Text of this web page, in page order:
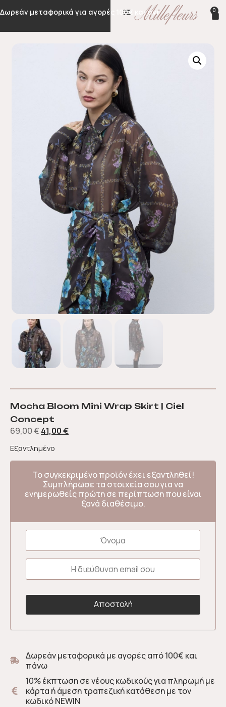
Δωρεάν μεταφορικά για αγορές 100€ και άνω 0
Mocha Bloom Mini Wrap Skirt | Ciel
Concept
69,00€41,00€
Εξαντλημένο
Το συγκεκριμένο προϊόν έχει εξαντληθεί!
Συμπλήρωσε τα στοιχεία σου για να
ενημερωθείς πρώτη σε περίπτωση που είναι
ξανά διαθέσιμο.
Δωρεάν μεταφορικά με αγορές από 100€ και
πάνω
10% έκπτωση σε νέους κωδικούς για πληρωμή με
κάρτα ή άμεση τραπεζική κατάθεση με τον
κωδικό NEWIN